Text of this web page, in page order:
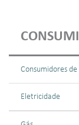
Consumidores de
Eletricidade